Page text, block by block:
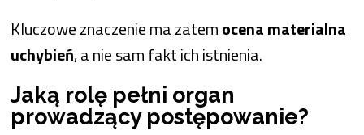
Kluczowe znaczenie ma zatemocena materialna
uchybień, a nie sam fakt ich istnienia.
Jaką rolę pełni organ
prowadzący postępowanie?